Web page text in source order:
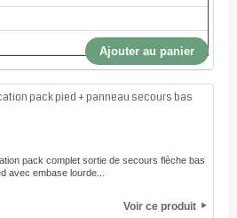
Ajouter au panier
pack pied + panneau secours bas
pack complet sortie de secours flèche bas
avec embase lourde...
Voir ce produit